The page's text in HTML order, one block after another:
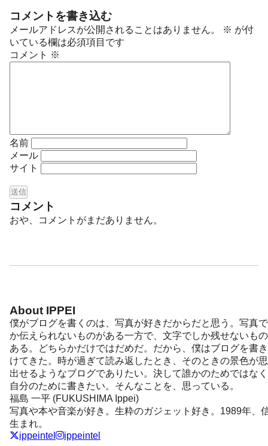
コメントを書き込む
メールアドレスが公開されることはありません。 ※ が付
いている欄は必須項目です
コメント ※
名前
メール
サイト
コメント
おや、コメントがまだありません。
About IPPEI
僕がブログを書くのは、写真が好きだからだと思う。写真
か伝えられないものがある一方で、文字でしか残せないも
ある。どちらかだけではだめだ。だから、僕はブログを書
けてきた。時が過ぎて読み返したとき、そのときの景色が
出せるようなブログでありたい。決して誰かのためではな
自分のために書きたい。そんなことを、思っている。
福島 一平 (FUKUSHIMA Ippei)
写真や本や音楽が好き。生粋のガジェット好き。1989年、
生まれ。
ippeintel
ippeintel